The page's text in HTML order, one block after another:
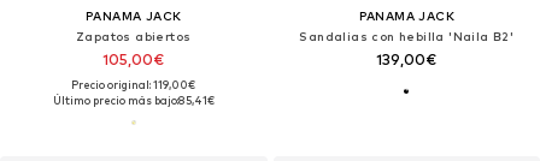
PANAMA JACK
Zapatos abiertos
105,00€
Precio original: 119,00€
Último precio más bajo:85,41€
PANAMA JACK
Sandalias con hebilla 'Naila B2'
139,00€